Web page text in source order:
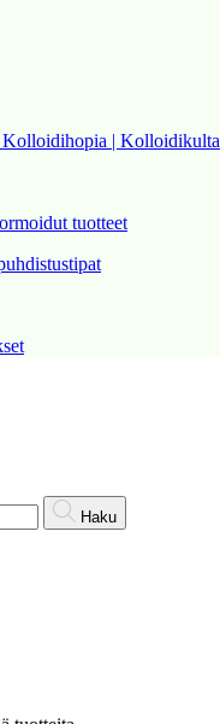
Kolloidihopia | Kolloidikulta
tuotteet
Haku